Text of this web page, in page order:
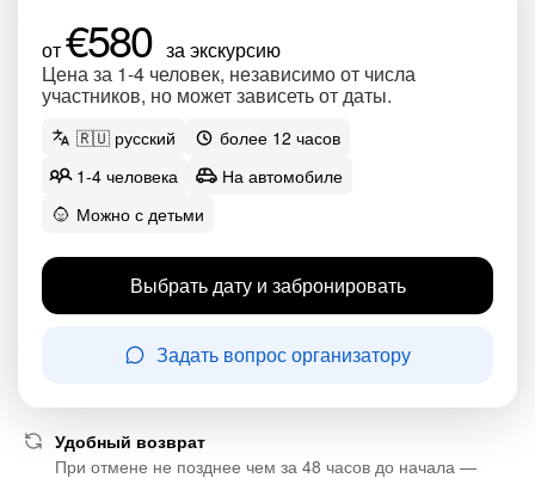
от€580 за экскурсию
Цена за 1-4 человек, независимо от числа
участников, но может зависеть от даты.
🇷🇺 русский
более 12 часов
1-4 человека
На автомобиле
Можно с детьми
Выбрать дату и забронировать
Задать вопрос организатору
Удобный возврат
При отмене не позднее чем за 48 часов до начала —